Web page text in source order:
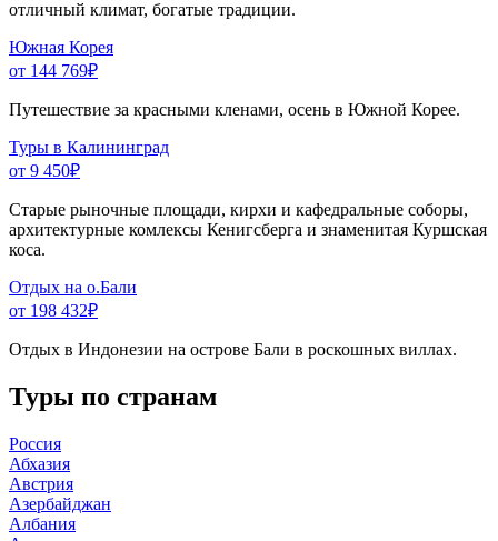
отличный климат, богатые традиции.
Южная Корея
от 144 769₽
Путешествие за красными кленами, осень в Южной Корее.
Туры в Калининград
от 9 450₽
Старые рыночные площади, кирхи и кафедральные соборы,
архитектурные комлексы Кенигсберга и знаменитая Куршская
коса.
Отдых на о.Бали
от 198 432₽
Отдых в Индонезии на острове Бали в роскошных виллах.
Туры по странам
Россия
Абхазия
Австрия
Азербайджан
Албания